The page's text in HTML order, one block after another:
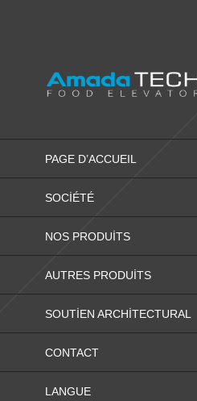
PAGE D’ACCUEIL
SOCIÉTÉ
NOS PRODUITS
AUTRES PRODUITS
SOUTIEN ARCHITECTURAL
CONTACT
LANGUE